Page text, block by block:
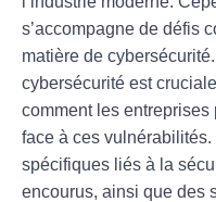
s’accompagne de défis
matière de cybersécurité
cybersécurité est
comment les
face à ces
spécifiques liés à la
encourus, ainsi que des